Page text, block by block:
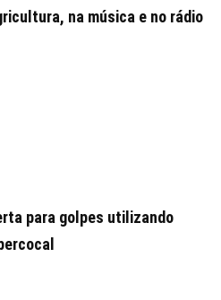
na música e no rádio
para golpes utilizando